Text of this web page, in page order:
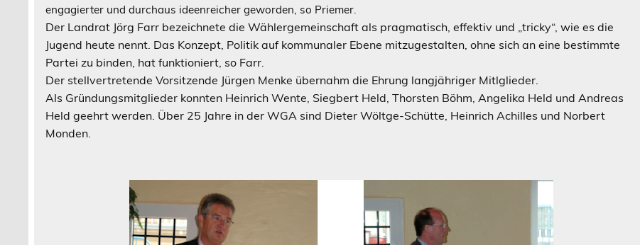
engagierter und durchaus ideenreicher geworden, so Priemer.
Der Landrat Jörg Farr bezeichnete die Wählergemeinschaft als pragmatisch, effektiv und „tricky“, wie es die
Jugend heute nennt. Das Konzept, Politik auf kommunaler Ebene mitzugestalten, ohne sich an eine bestimmte
Partei zu binden, hat funktioniert, so Farr.
Der stellvertretende Vorsitzende Jürgen Menke übernahm die Ehrung langjähriger Mitlglieder.
Als Gründungsmitglieder konnten Heinrich Wente, Siegbert Held, Thorsten Böhm, Angelika Held und Andreas
Held geehrt werden. Über 25 Jahre in der WGA sind Dieter Wöltge-Schütte, Heinrich Achilles und Norbert
Monden.